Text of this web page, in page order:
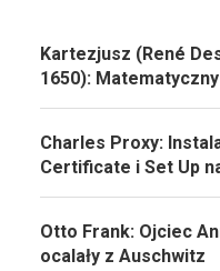
Kartezjusz (René
1650):
Charles Proxy:
Certificate i Set Up
Otto Frank: Ojciec
ocalały z Auschwitz